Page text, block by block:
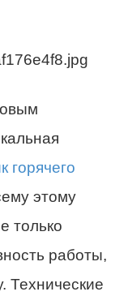
горячего
этому
только
работы,
Технические